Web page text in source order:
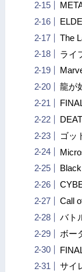
The
ライ
龍が
ゴッ
Call
バト
ボー
サイ